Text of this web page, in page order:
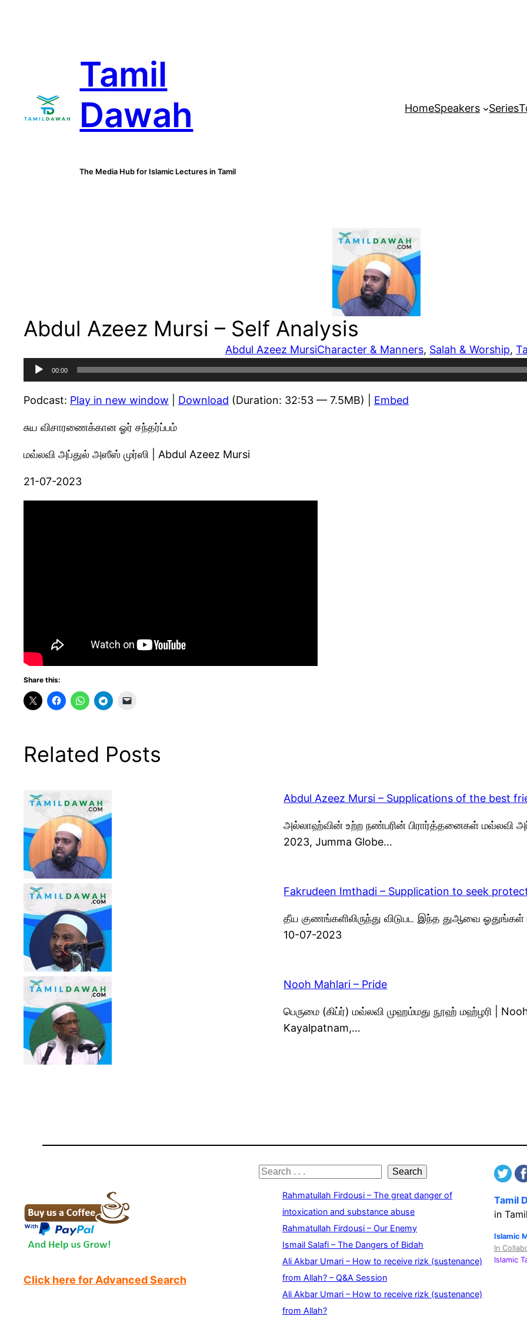
Tamil
Dawah
The Media Hub for Islamic Lectures in Tamil
HomeSpeakers Series
Abdul Azeez Mursi – Self Analysis
Abdul Azeez MursiCharacter & Manners, Salah & Worship,
Audio
Player
00:00
Podcast: Play in new window Download (Duration: 32:53 — 7.5MB) | Embed
சுய விசாரணைக்கான ஓர் சந்தர்ப்பம்
மவ்லவி அப்துல் அஸீஸ் முர்ஸி | Abdul Azeez Mursi
21-07-2023
Share this:
Related Posts
Abdul Azeez Mursi – Supplications of the best
அல்லாஹ்வின் உற்ற நண்பரின் பிரார்த்தனைகள் மவ்லவி
2023, Jumma Globe…
Fakrudeen Imthadi – Supplication to seek
தீய குணங்களிலிருந்து விடுபட இந்த துஆவை
10-07-2023
Nooh Mahlari – Pride
பெருமை (கிப்ர்) மவ்லவி முஹம்மது நூஹ் மஹ்ழரி |
Kayalpatnam,…
Click here for Advanced Search
S
Search
Rahmatullah Firdousi – The great danger of
intoxication and substance abuse
Rahmatullah Firdousi – Our Enemy
Ismail Salafi – The Dangers of Bidah
Ali Akbar Umari – How to receive rizk (sustenance)
from Allah? – Q&A Session
Ali Akbar Umari – How to receive rizk (sustenance)
from Allah?
Tamil
in Tamil
Islamic
In
Islamic